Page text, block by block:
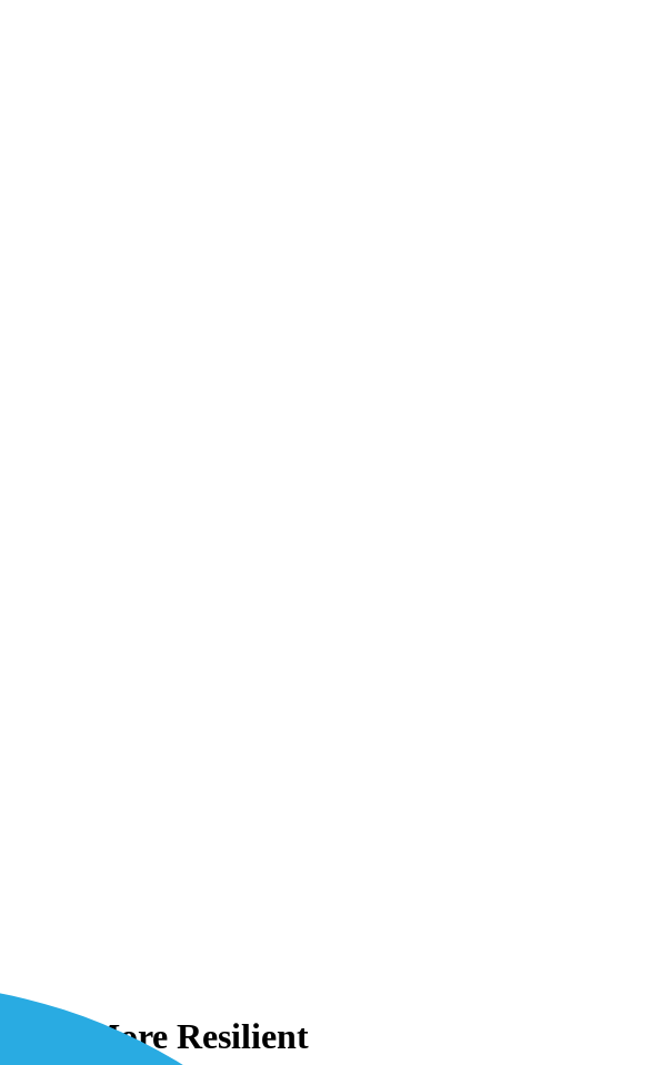
and More Resilient